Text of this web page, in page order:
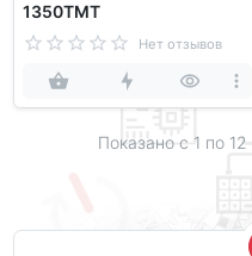
1350ТМТ
Нет отзывов
Показано с 1 по 12